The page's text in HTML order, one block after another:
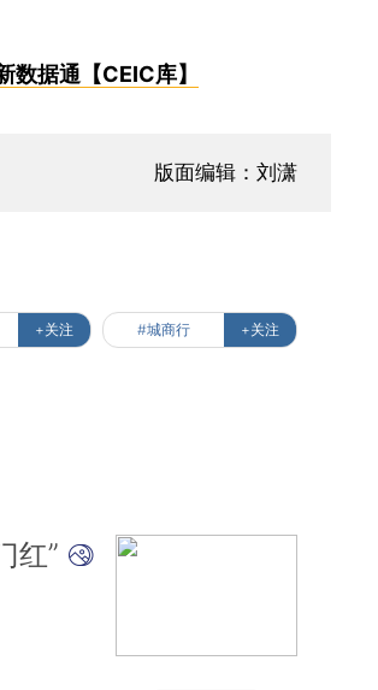
数据通【CEIC库】
版面编辑：刘潇
+关注 #城商行 +关注
红”